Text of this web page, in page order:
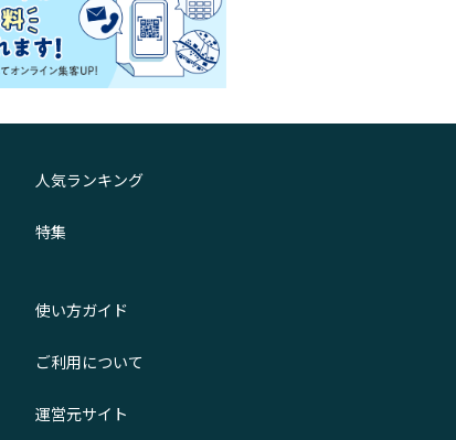
人気ランキング
特集
使い方ガイド
ご利用について
運営元サイト